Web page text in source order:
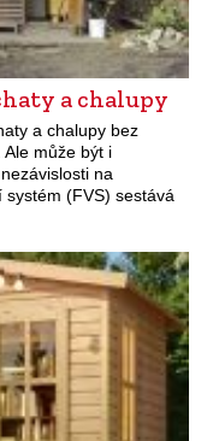
a chalupy
a chalupy bez
může být i
na
systém (FVS) sestává